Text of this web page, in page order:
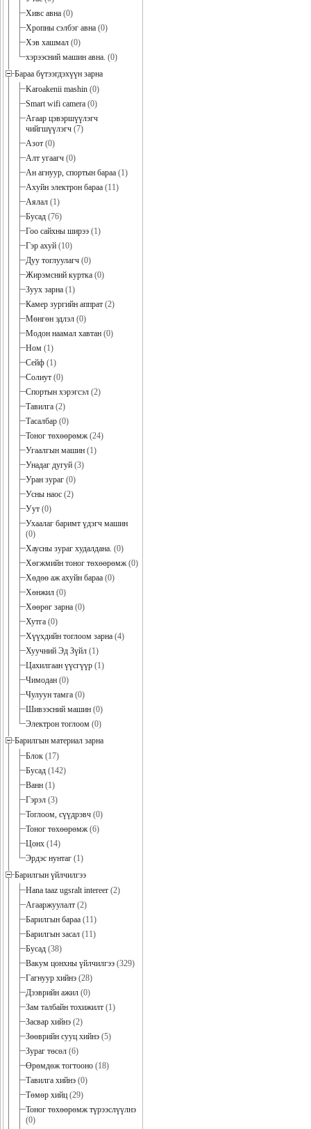
Хивс авна (0)
Хропны сэлбэг авна (0)
Хэв хашмал (0)
хэрээсний машин авна. (0)
Бараа бүтээгдэхүүн зарна
Karoakenii mashin (0)
Smart wifi camera (0)
Агаар цэвэршүүлэгч
чийгшүүлэгч (7)
Азот (0)
Алт угаагч (0)
Ан агнуур, спортын бараа (1)
Ахуйн электрон бараа (11)
Аялал (1)
Бусад (76)
Гоо сайхны ширээ (1)
Гэр ахуй (10)
Дуу тоглуулагч (0)
Жирэмсний куртка (0)
Зуух зарна (1)
Камер зургийн аппрат (2)
Мөнгөн эдлэл (0)
Модон наамал хавтан (0)
Ном (1)
Сейф (1)
Солиут (0)
Спортын хэрэгсэл (2)
Тавилга (2)
Тасалбар (0)
Тоног төхөөрөмж(24)
Угаалгын машин (1)
Унадаг дугуй (3)
Уран зураг (0)
Усны наос (2)
Уут (0)
Ухаалаг баримт үдэгч машин
(0)
Хаусны зураг худалдана. (0)
Хөгжмийн тоног төхөөрөмж(0)
Хөдөө аж ахуйн бараа (0)
Хөнжил (0)
Хөөрөг зарна (0)
Хутга (0)
Хүүхдийн тоглоом зарна (4)
Хуучний Эд Зүйл (1)
Цахилгаан үүсгүүр (1)
Чимодан (0)
Чулуун тамга (0)
Шивээсний машин (0)
Электрон тоглоом (0)
Барилгын материал зарна
Блок (17)
Бусад (142)
Ванн (1)
Гэрэл (3)
Тоглоом, сүүдрэвч (0)
Тоног төхөөрөмж(6)
Цонх (14)
Эрдэс нунтаг (1)
Барилгын үйлчилгээ
Hana taaz ugsralt intereer (2)
Агааржуулалт (2)
Барилгын бараа (11)
Барилгын засал (11)
Бусад (38)
Вакум цонхны үйлчилгээ (329)
Гагнуур хийнэ (28)
Дээврийн ажил (0)
Зам талбайн тохижилт (1)
Засвар хийнэ (2)
Зөөврийн сууц хийнэ (5)
Зураг төсөл (6)
Өрөмдөж тогтооно (18)
Тавилга хийнэ (0)
Төмөр хийц (29)
Тоног төхөөрөмж түрээслүүлнэ
(0)